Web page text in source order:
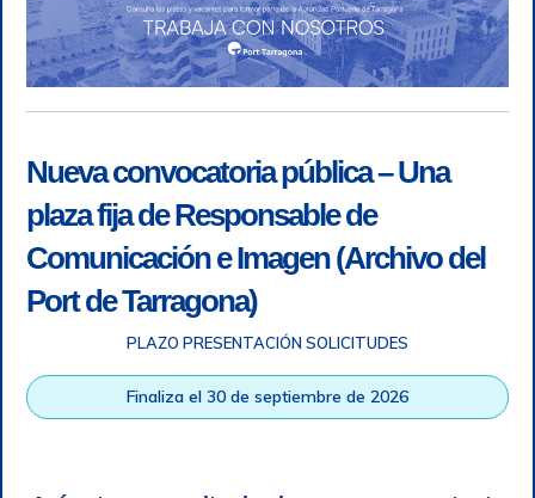
Autoridad Portuaria de Tarragona © Todos los derechos
Nueva convocatoria pública – Una
plaza fija de Responsable de
Comunicación e Imagen (Archivo del
Port de Tarragona)
PLAZO PRESENTACIÓN SOLICITUDES
Finaliza el 30 de septiembre de 2026